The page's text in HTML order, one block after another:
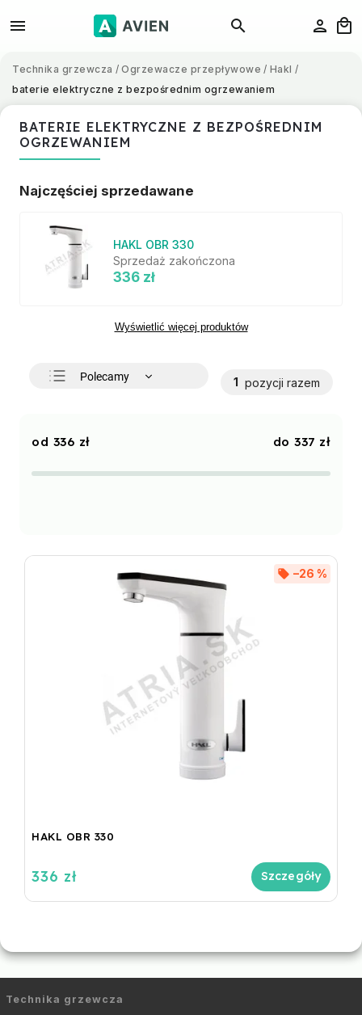
Technika grzewcza / Ogrzewacze przepływowe / Hakl /
baterie elektryczne z bezpośrednim ogrzewaniem
BATERIE ELEKTRYCZNE Z BEZPOŚREDNIM
OGRZEWANIEM
Najczęściej sprzedawane
HAKL OBR 330
Sprzedaż zakończona
336 zł
Wyświetlić więcej produktów
Polecamy
Alfabetycznie
1 pozycji razem
336 zł 337 zł
HAKL OBR 330
–26 %
336 zł Szczegóły
Technika grzewcza